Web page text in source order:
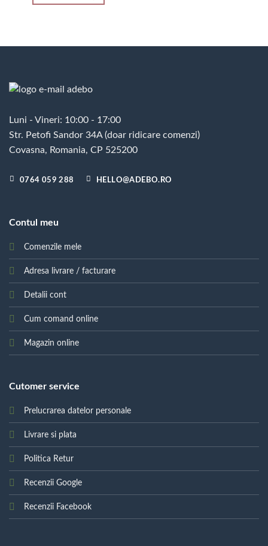
Luni - Vineri: 10:00 - 17:00
Str. Petofi Sandor 34A (doar ridicare comenzi)
Covasna, Romania, CP 525200
0764 059 288 HELLO@ADEBO.RO
Contul meu
Comenzile mele
Adresa livrare / facturare
Detalii cont
Cum comand online
Magazin online
Cutomer service
Prelucrarea datelor personale
Livrare si plata
Politica Retur
Recenzii Google
Recenzii Facebook